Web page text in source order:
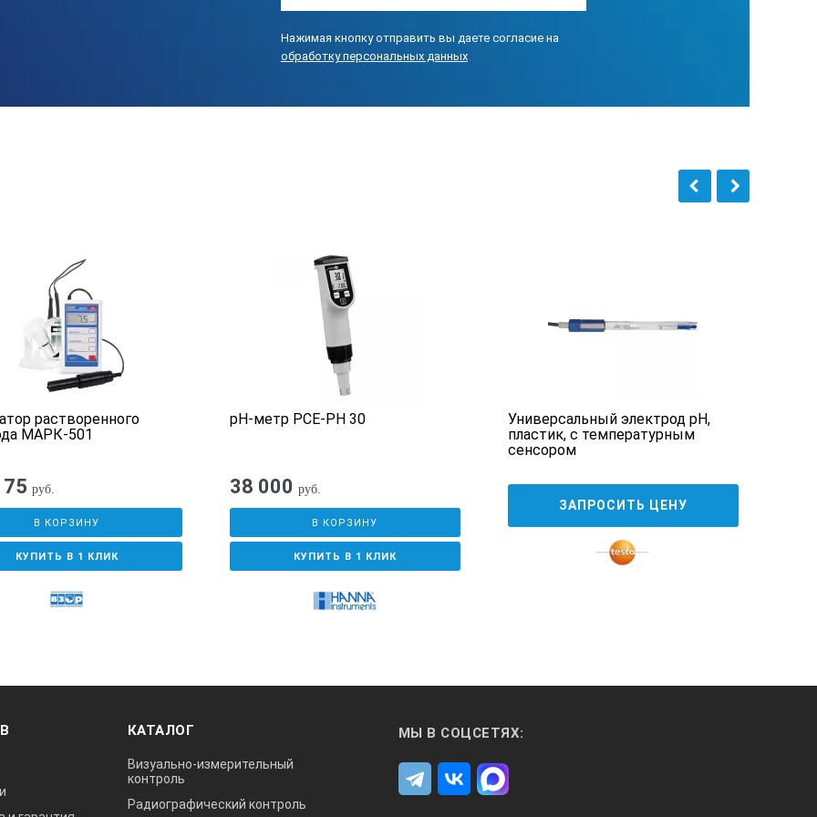
OHAUS STARTER ST3100M-F:
Нажимая кнопку отправить вы даете согласие на
обработку персональных данных
растворенного
МАРК-501
руб.
В КОРЗИНУ
КУПИТЬ В 1 КЛИК
рН-метр PCE-PH 30
38 000 руб.
В КОРЗИНУ
КУПИТЬ В 1 КЛИК
Универсальный электрод pH,
пластик, с температурным
сенсором
ЗАПРОСИТЬ ЦЕНУ
КАТАЛОГ
Визуально-измерительный
контроль
Радиографический контроль
МЫ В СОЦСЕТЯХ: